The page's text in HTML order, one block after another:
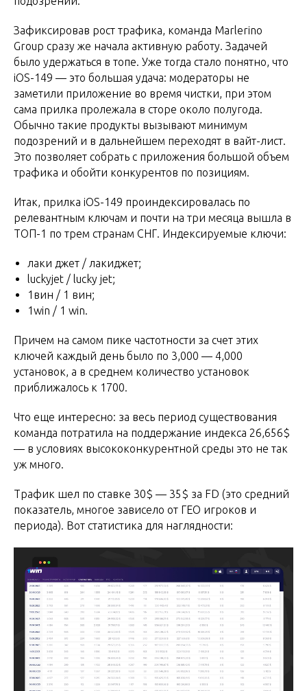
Зафиксировав рост трафика, команда Marlerino
Group сразу же начала активную работу. Задачей
было удержаться в топе. Уже тогда стало понятно, что
iOS-149 — это большая удача: модераторы не
заметили приложение во время чистки, при этом
сама прилка пролежала в сторе около полугода.
Обычно такие продукты вызывают минимум
подозрений и в дальнейшем переходят в вайт-лист.
Это позволяет собрать с приложения большой объем
трафика и обойти конкурентов по позициям.
Итак, прилка iOS-149 проиндексировалась по
релевантным ключам и почти на три месяца вышла в
ТОП-1 по трем странам СНГ. Индексируемые ключи:
лаки джет / лакиджет;
luckyjet / lucky jet;
1вин / 1 вин;
1win / 1 win.
Причем на самом пике частотности за счет этих
ключей каждый день было по 3,000 — 4,000
установок, а в среднем количество установок
приближалось к 1700.
Что еще интересно: за весь период существования
команда потратила на поддержание индекса 26,656$
— в условиях высококонкурентной среды это не так
уж много.
Трафик шел по ставке 30$ — 35$ за FD (это средний
показатель, многое зависело от ГЕО игроков и
периода). Вот статистика для наглядности: